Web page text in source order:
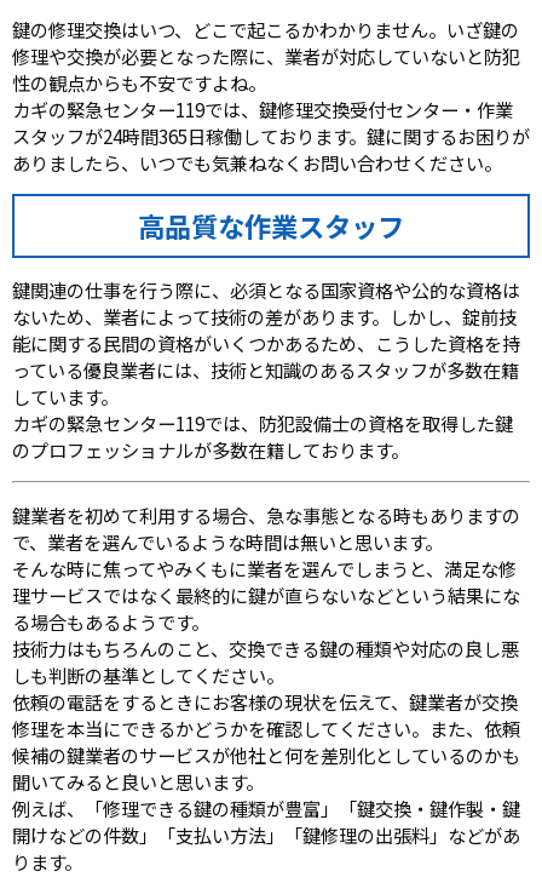
鍵の修理交換はいつ、どこで起こるかわかりません。いざ鍵の
修理や交換が必要となった際に、業者が対応していないと防犯
性の観点からも不安ですよね。
カギの緊急センター119では、鍵修理交換受付センター・作業
スタッフが24時間365日稼働しております。鍵に関するお困りが
ありましたら、いつでも気兼ねなくお問い合わせください。
高品質な作業スタッフ
鍵関連の仕事を行う際に、必須となる国家資格や公的な資格は
ないため、業者によって技術の差があります。しかし、錠前技
能に関する民間の資格がいくつかあるため、こうした資格を持
っている優良業者には、技術と知識のあるスタッフが多数在籍
しています。
カギの緊急センター119では、防犯設備士の資格を取得した鍵
のプロフェッショナルが多数在籍しております。
鍵業者を初めて利用する場合、急な事態となる時もありますの
で、業者を選んでいるような時間は無いと思います。
そんな時に焦ってやみくもに業者を選んでしまうと、満足な修
理サービスではなく最終的に鍵が直らないなどという結果にな
る場合もあるようです。
技術力はもちろんのこと、交換できる鍵の種類や対応の良し悪
しも判断の基準としてください。
依頼の電話をするときにお客様の現状を伝えて、鍵業者が交換
修理を本当にできるかどうかを確認してください。また、依頼
候補の鍵業者のサービスが他社と何を差別化としているのかも
聞いてみると良いと思います。
例えば、「修理できる鍵の種類が豊富」「鍵交換・鍵作製・鍵
開けなどの件数」「支払い方法」「鍵修理の出張料」などがあ
ります。